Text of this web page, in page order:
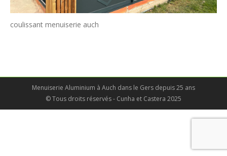
coulissant menuiserie auch
Menuiserie Aluminium à Auch dans le Gers depuis 25 ans
© Tous droits réservés - Cunha et Castera 2025